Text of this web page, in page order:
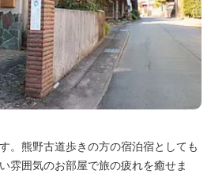
。熊野古道歩きの方の宿泊宿としても
雰囲気のお部屋で旅の疲れを癒せま